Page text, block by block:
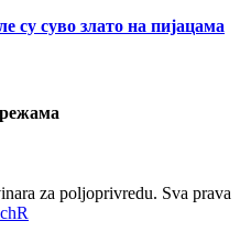
су суво злато на пијацама
za poljoprivredu. Sva prava